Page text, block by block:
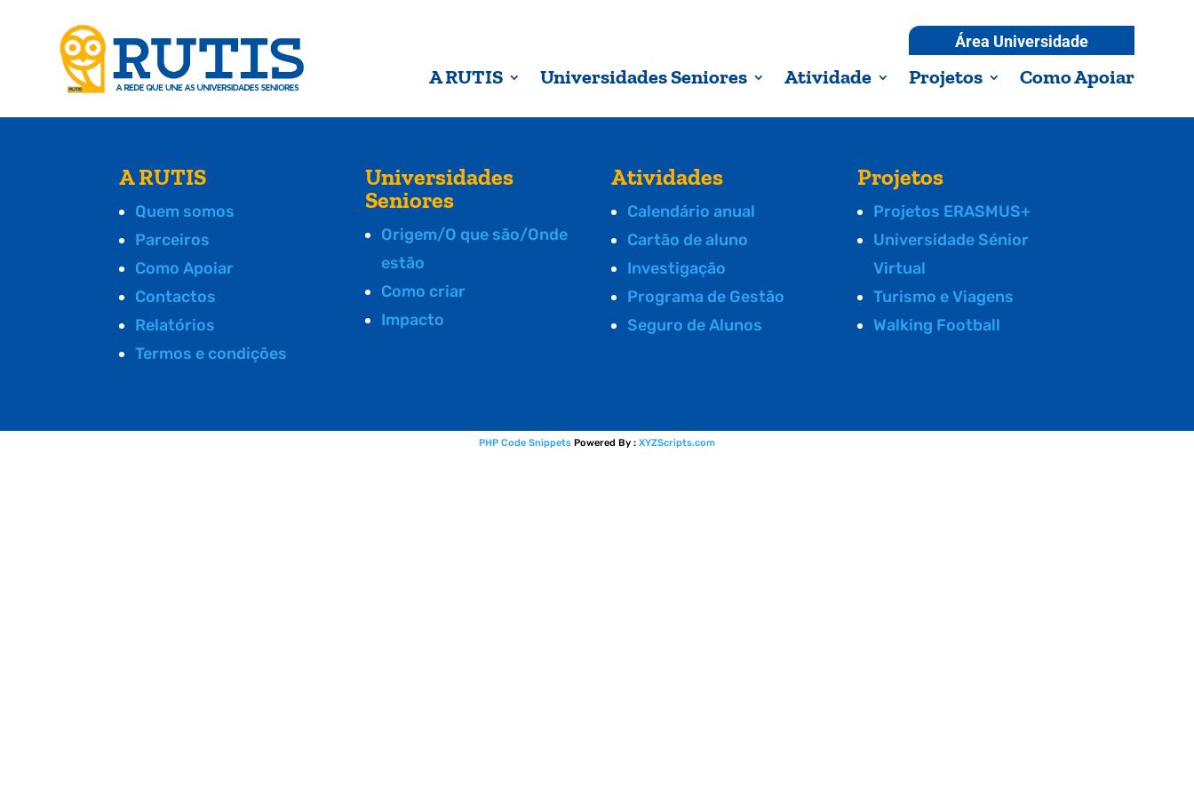
Área Universidade
A RUTIS Universidades Seniores Atividade Projetos Como Apoiar
A RUTIS
Quem somos
Parceiros
Como Apoiar
Contactos
Relatórios
Termos e condições
Universidades
Seniores
Origem/O que são/Onde
estão
Como criar
Impacto
Atividades
Calendário anual
Cartão de aluno
Investigação
Programa de Gestão
Seguro de Alunos
Projetos
Projetos ERASMUS+
Universidade Sénior
Virtual
Turismo e Viagens
Walking Football
PHP Code Snippets Powered By : XYZScripts.com